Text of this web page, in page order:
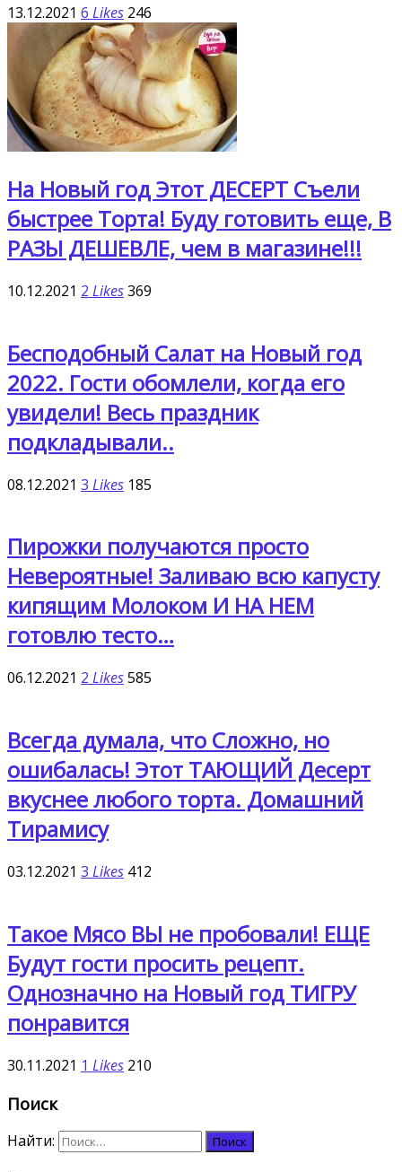
13.12.2021 6 Likes 246
На Новый год Этот ДЕСЕРТ Съели
быстрее Торта! Буду готовить еще, В
РАЗЫ ДЕШЕВЛЕ, чем в магазине!!!
10.12.2021 2 Likes369
Бесподобный Салат на Новый год
2022. Гости обомлели, когда его
увидели! Весь праздник
подкладывали..
08.12.2021 3 Likes 185
Пирожки получаются просто
Невероятные! Заливаю всю капусту
кипящим Молоком И НА НЕМ
готовлю тесто…
06.12.2021 2 Likes585
Всегда думала, что Сложно, но
ошибалась! Этот ТАЮЩИЙ Десерт
вкуснее любого торта. Домашний
Тирамису
03.12.2021 3 Likes 412
Такое Мясо ВЫ не пробовали! ЕЩЕ
Будут гости просить рецепт.
Однозначно на Новый год ТИГРУ
понравится
30.11.2021 1 Likes 210
Поиск
Найти: